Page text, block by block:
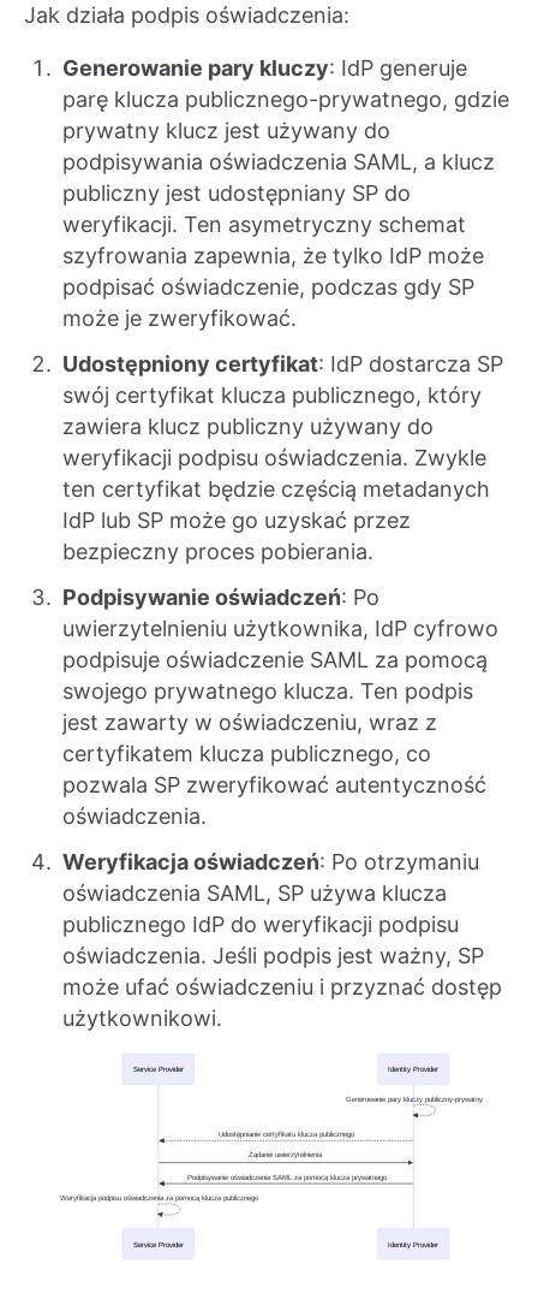
Jak działa podpis oświadczenia:
Generowanie pary kluczy: IdP generuje
parę klucza publicznego-prywatnego, gdzie
prywatny klucz jest używany do
podpisywania oświadczenia SAML, a klucz
publiczny jest udostępniany SP do
weryfikacji. Ten asymetryczny schemat
szyfrowania zapewnia, że tylko IdP może
podpisać oświadczenie, podczas gdy SP
może je zweryfikować.
Udostępniony certyfikat: IdP dostarcza SP
swój certyfikat klucza publicznego, który
zawiera klucz publiczny używany do
weryfikacji podpisu oświadczenia. Zwykle
ten certyfikat będzie częścią metadanych
IdP lub SP może go uzyskać przez
bezpieczny proces pobierania.
Podpisywanie oświadczeń: Po
uwierzytelnieniu użytkownika, IdP cyfrowo
podpisuje oświadczenie SAML za pomocą
swojego prywatnego klucza. Ten podpis
jest zawarty w oświadczeniu, wraz z
certyfikatem klucza publicznego, co
pozwala SP zweryfikować autentyczność
oświadczenia.
Weryfikacja oświadczeń: Po otrzymaniu
oświadczenia SAML, SP używa klucza
publicznego IdP do weryfikacji podpisu
oświadczenia. Jeśli podpis jest ważny, SP
może ufać oświadczeniu i przyznać dostęp
użytkownikowi.